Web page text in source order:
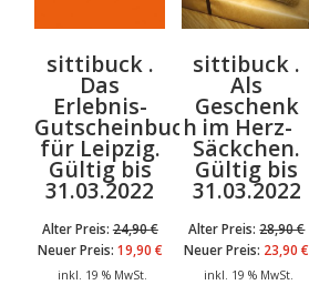
sittibuck .
Das
Erlebnis-
Gutscheinbuch
für Leipzig.
Gültig bis
31.03.2022
Alter Preis: 24,90€
Neuer Preis: 19,90 €
inkl. 19 % MwSt.
sittibuck .
Als
Geschenk
im Herz-
Säckchen.
Gültig bis
31.03.2022
Alter Preis: 28,90€
Neuer Preis: 23,90€
inkl. 19 % MwSt.